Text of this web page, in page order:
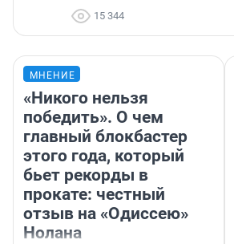
15 344
МНЕНИЕ
«Никого нельзя
победить». О чем
главный блокбастер
этого года, который
бьет рекорды в
прокате: честный
отзыв на «Одиссею»
Нолана